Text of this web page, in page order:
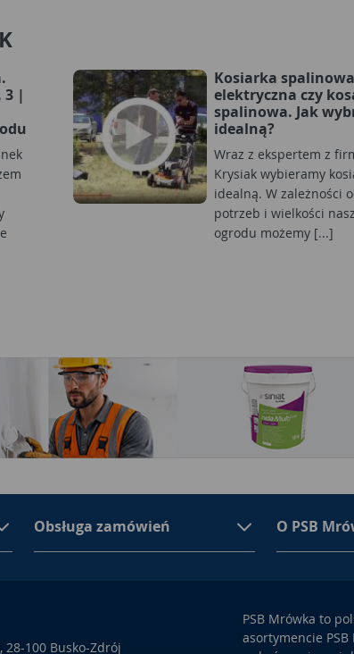
3 |
Kosiarka
elektryczna czy
spalinowa. Jak
idealną?
Wraz z ekspertem z
Krysiak wybieramy
idealną. W zależności
potrzeb i wielkości
ogrodu możemy [...]
Obsługa zamówień O PSB
28-100 Busko-Zdrój
PSB Mrówka to
asortymencie